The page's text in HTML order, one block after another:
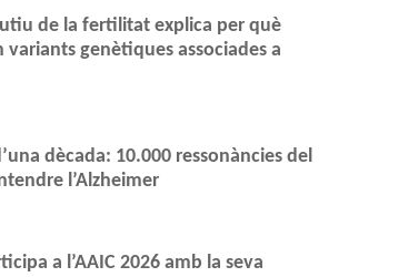
de la fertilitat explica per què
variants genètiques associades a
dècada: 10.000 ressonàncies del
l’Alzheimer
a l’AAIC 2026 amb la seva